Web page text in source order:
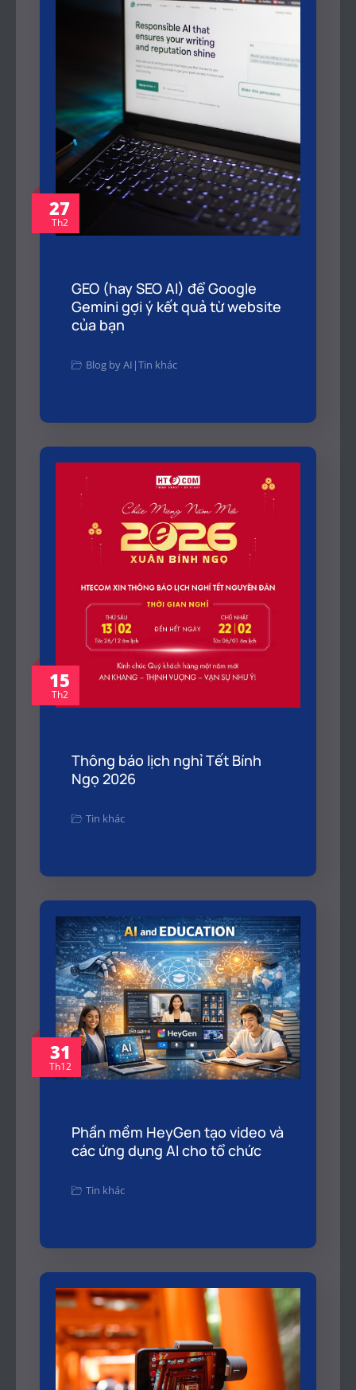
27
Th2
GEO (hay SEO AI) để Google
Gemini gợi ý kết quả từ website
của bạn
Blog by AI |Tin khác
15
Th2
Thông báo lịch nghỉ Tết Bính
Ngọ 2026
Tin khác
31
Th12
Phần mềm HeyGen tạo video và
các ứng dụng AI cho tổ chức
Tin khác